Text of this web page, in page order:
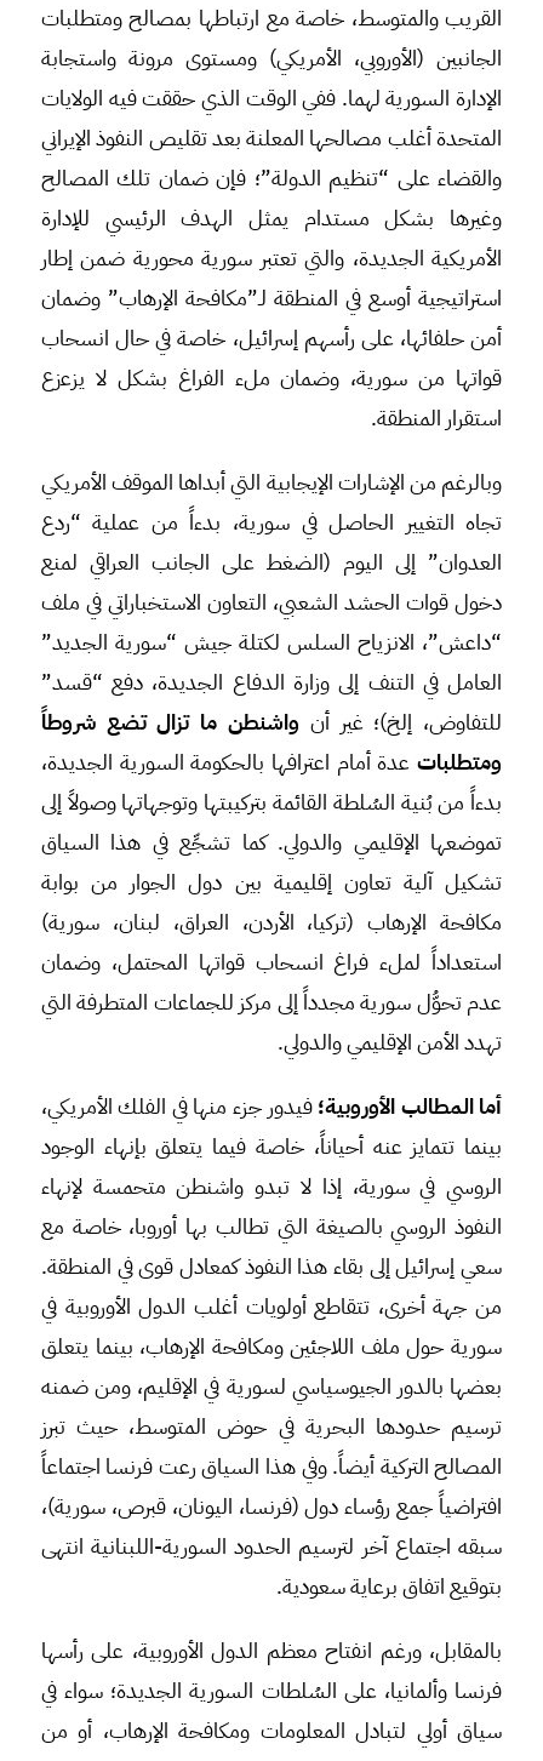
القريب والمتوسط، خاصة مع ارتباطها بمصالح ومتطلبات
الجانبين (الأوروبي، الأمريكي) ومستوى مرونة واستجابة
الإدارة السورية لهما. ففي الوقت الذي حققت فيه الولايات
المتحدة أغلب مصالحها المعلنة بعد تقليص النفوذ الإيراني
والقضاء على “تنظيم الدولة”؛ فإن ضمان تلك المصالح
وغيرها بشكل مستدام يمثل الهدف الرئيسي للإدارة
الأمريكية الجديدة، والتي تعتبر سورية محورية ضمن إطار
استراتيجية أوسع في المنطقة لـ”مكافحة الإرهاب” وضمان
أمن حلفائها، على رأسهم إسرائيل، خاصة في حال انسحاب
قواتها من سورية، وضمان ملء الفراغ بشكل لا يزعزع
استقرار المنطقة.
وبالرغم من الإشارات الإيجابية التي أبداها الموقف الأمريكي
تجاه التغيير الحاصل في سورية، بدءاً من عملية “ردع
العدوان” إلى اليوم (الضغط على الجانب العراقي لمنع
دخول قوات الحشد الشعبي، التعاون الاستخباراتي في ملف
“داعش”، الانزياح السلس لكتلة جيش “سورية الجديد”
العامل في التنف إلى وزارة الدفاع الجديدة، دفع “قسد”
للتفاوض، إلخ)؛ غير أن واشنطن ما تزال تضع شروطاً
ومتطلباتعدة أمام اعترافها بالحكومة السورية الجديدة،
بدءاً من بُنية السُلطة القائمة بتركيبتها وتوجهاتها وصولاً إلى
تموضعها الإقليمي والدولي. كما تشجِّع في هذا السياق
تشكيل آلية تعاون إقليمية بين دول الجوار من بوابة
مكافحة الإرهاب (تركيا، الأردن، العراق، لبنان، سورية)
استعداداً لملء فراغ انسحاب قواتها المحتمل، وضمان
عدم تحوُّل سورية مجدداً إلى مركز للجماعات المتطرفة التي
تهدد الأمن الإقليمي والدولي.
أما المطالب الأوروبية؛فيدور جزء منها في الفلك الأمريكي،
بينما تتمايز عنه أحياناً، خاصة فيما يتعلق بإنهاء الوجود
الروسي في سورية، إذا لا تبدو واشنطن متحمسة لإنهاء
النفوذ الروسي بالصيغة التي تطالب بها أوروبا، خاصة مع
سعي إسرائيل إلى بقاء هذا النفوذ كمعادل قوى في المنطقة.
من جهة أخرى، تتقاطع أولويات أغلب الدول الأوروبية في
سورية حول ملف اللاجئين ومكافحة الإرهاب، بينما يتعلق
بعضها بالدور الجيوسياسي لسورية في الإقليم، ومن ضمنه
ترسيم حدودها البحرية في حوض المتوسط، حيث تبرز
المصالح التركية أيضاً. وفي هذا السياق رعت فرنسا اجتماعاً
افتراضياً جمع رؤساء دول (فرنسا، اليونان، قبرص، سورية)،
سبقه اجتماع آخر لترسيم الحدود السورية-اللبنانية انتهى
بتوقيع اتفاق برعاية سعودية.
بالمقابل، ورغم انفتاح معظم الدول الأوروبية، على رأسها
فرنسا وألمانيا، على السُلطات السورية الجديدة؛ سواء في
سياق أولي لتبادل المعلومات ومكافحة الإرهاب، أو من